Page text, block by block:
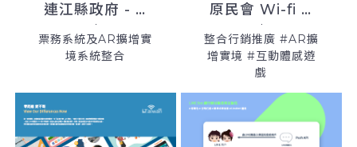
連江縣政府 - 馬祖e點通
票務系統及AR擴增實
境系統整合
原民會 Wi-fi 行銷推廣案
整合行銷推廣 #AR擴
增實境 #互動體感遊
戲